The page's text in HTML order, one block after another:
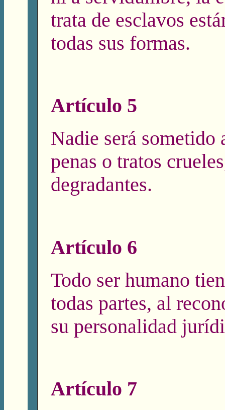
trata de esclavos
todas sus formas.
Artículo 5
Nadie será sometido
penas o tratos
degradantes.
Artículo 6
Todo ser humano
todas partes, al
su personalidad
Artículo 7